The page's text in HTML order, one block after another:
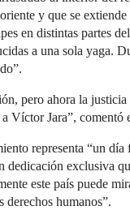
y que se
en distintas partes
a una sola yaga.
pero ahora la
Víctor Jara”, comentó
representa “un
dedicación exclusiva
este país puede
derechos humanos”.